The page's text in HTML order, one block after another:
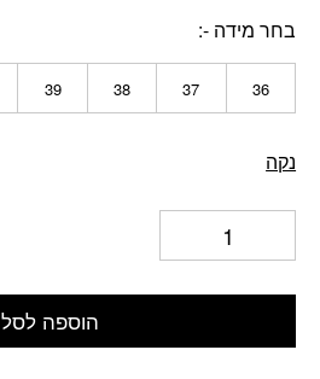
בחר מידה -
36
37
38
39
נקה
הוספה לסל